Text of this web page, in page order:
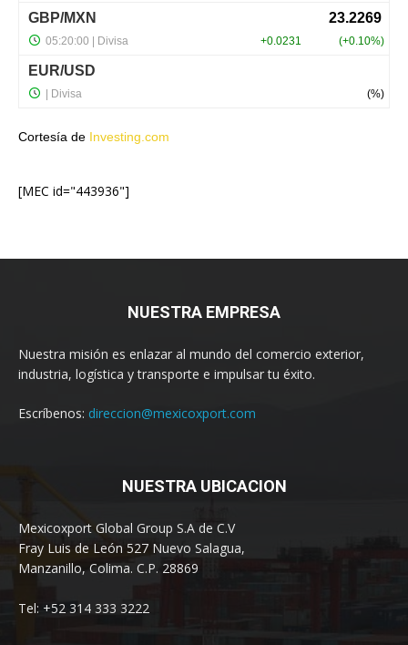
Cortesía de Investing.com
[MEC id="443936"]
NUESTRA EMPRESA
Nuestra misión es enlazar al mundo del comercio exterior,
industria, logística y transporte e impulsar tu éxito.
Escríbenos: direccion@mexicoxport.com
NUESTRA UBICACION
Mexicoxport Global Group S.A de C.V
Fray Luis de León 527 Nuevo Salagua,
Manzanillo, Colima. C.P. 28869
Tel: +52 314 333 3222